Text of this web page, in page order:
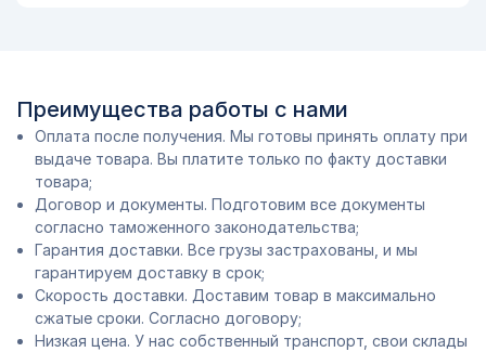
Преимущества работы с нами
Оплата после получения. Мы готовы принять оплату при
выдаче товара. Вы платите только по факту доставки
товара;
Договор и документы. Подготовим все документы
согласно таможенного законодательства;
Гарантия доставки. Все грузы застрахованы, и мы
гарантируем доставку в срок;
Скорость доставки. Доставим товар в максимально
сжатые сроки. Согласно договору;
Низкая цена. У нас собственный транспорт, свои склады